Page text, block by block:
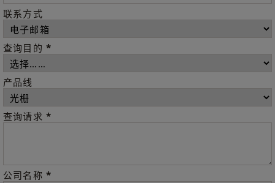
联系方式
查询目的 *
产品线
查询请求 *
公司名称 *